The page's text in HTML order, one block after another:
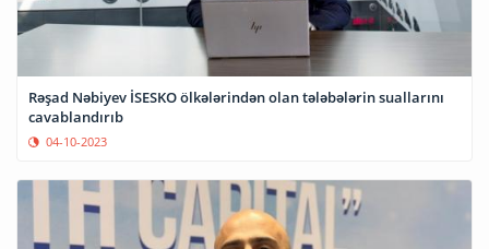
Rəşad Nəbiyev İSESKO ölkələrindən olan tələbələrin suallarını
cavablandırıb
04-10-2023